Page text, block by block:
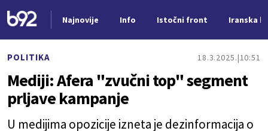
Najnovije Info Istočni front Iranska
POLITIKA 18.3.2025. 10:51
Mediji: Afera "zvučni top" segment
prljave kampanje
U medijima opozicije izneta je dezinformacija o